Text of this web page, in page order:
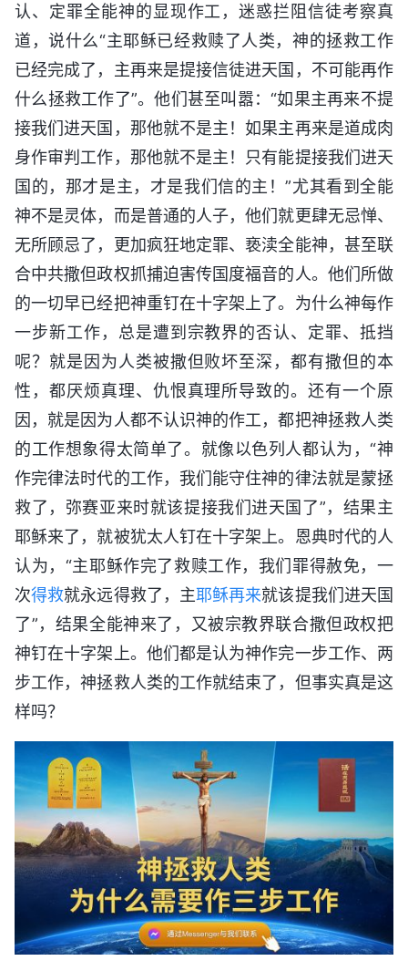
认、定罪全能神的显现作工，迷惑拦阻信徒考察真
道，说什么“主耶稣已经救赎了人类，神的拯救工作
已经完成了，主再来是提接信徒进天国，不可能再作
什么拯救工作了”。他们甚至叫嚣：“如果主再来不提
接我们进天国，那他就不是主！如果主再来是道成肉
身作审判工作，那他就不是主！只有能提接我们进天
国的，那才是主，才是我们信的主！”尤其看到全能
神不是灵体，而是普通的人子，他们就更肆无忌惮、
无所顾忌了，更加疯狂地定罪、亵渎全能神，甚至联
合中共撒但政权抓捕迫害传国度福音的人。他们所做
的一切早已经把神重钉在十字架上了。为什么神每作
一步新工作，总是遭到宗教界的否认、定罪、抵挡
呢？就是因为人类被撒但败坏至深，都有撒但的本
性，都厌烦真理、仇恨真理所导致的。还有一个原
因，就是因为人都不认识神的作工，都把神拯救人类
的工作想象得太简单了。就像以色列人都认为，“神
作完律法时代的工作，我们能守住神的律法就是蒙拯
救了，弥赛亚来时就该提接我们进天国了”，结果主
耶稣来了，就被犹太人钉在十字架上。恩典时代的人
认为，“主耶稣作完了救赎工作，我们罪得赦免，一
次得救就永远得救了，主耶稣再来就该提我们进天国
了”，结果全能神来了，又被宗教界联合撒但政权把
神钉在十字架上。他们都是认为神作完一步工作、两
步工作，神拯救人类的工作就结束了，但事实真是这
样吗？